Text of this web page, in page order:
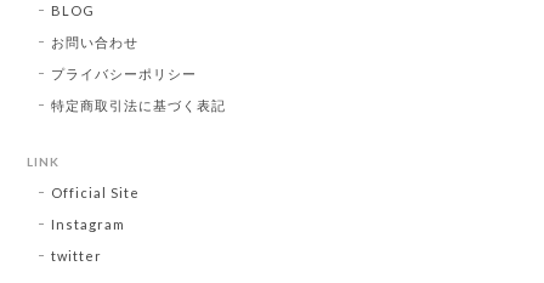
BLOG
お問い合わせ
プライバシーポリシー
特定商取引法に基づく表記
LINK
Official Site
Instagram
twitter